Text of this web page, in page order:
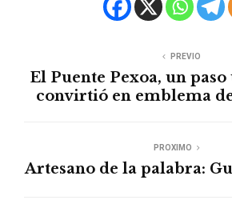
PREVIO
El Puente Pexoa, un
convirtió en emblema
PROXIMO
Artesano de la palabra: